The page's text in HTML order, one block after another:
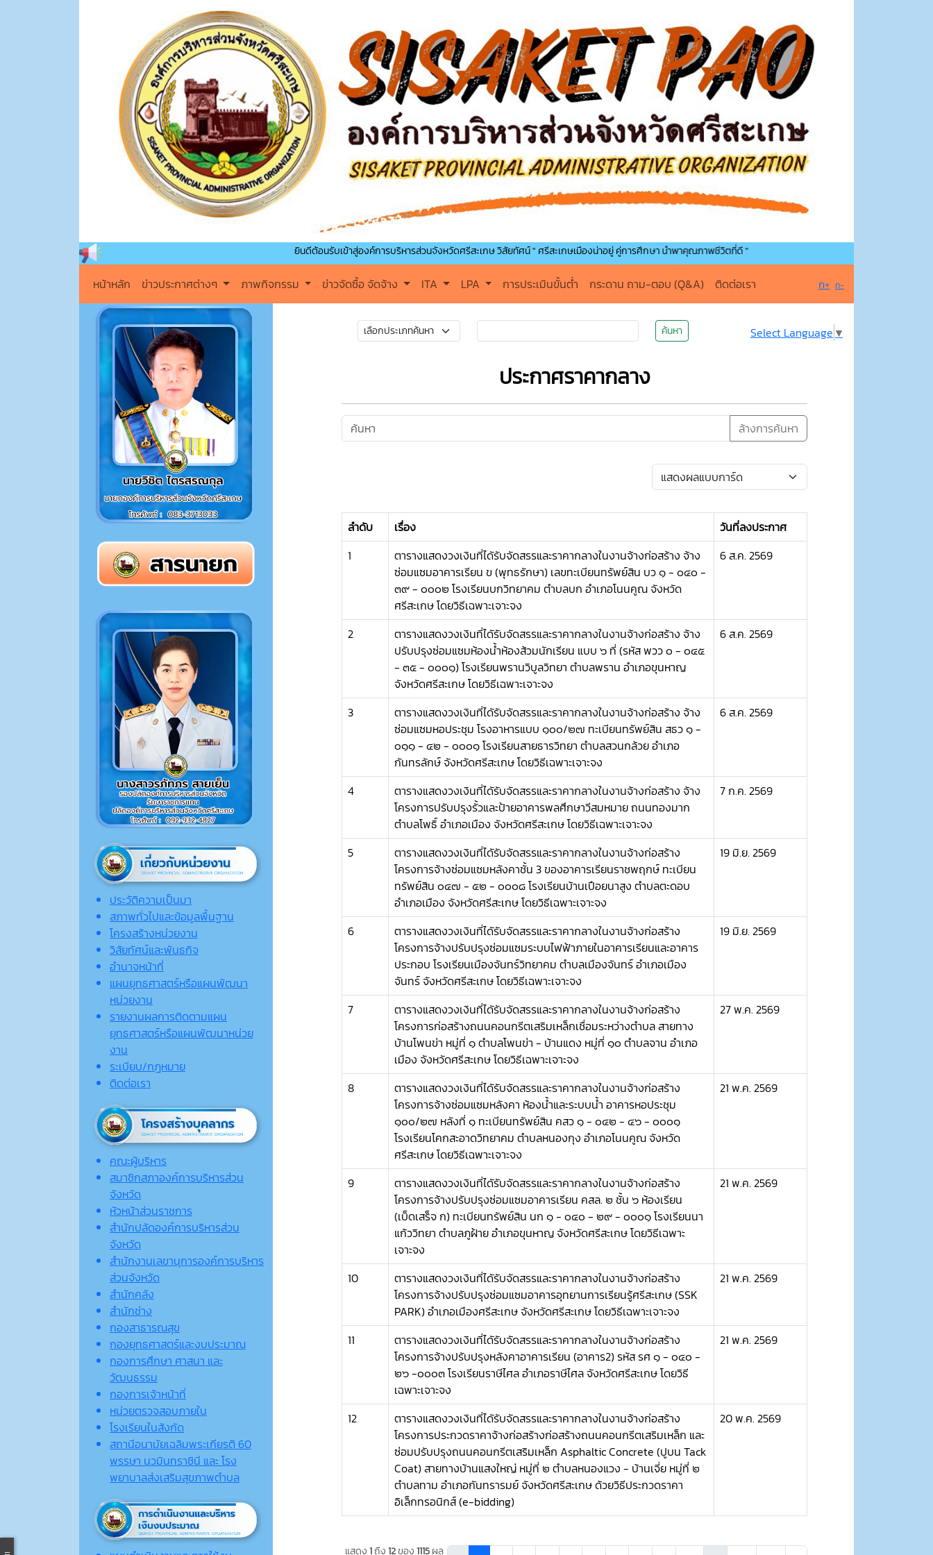
ยินดีต้อนรับเข้าสู่องค์การบริหารส่วนจังหวัดศรีสะเกษ วิสัยทัศน์ " ศรีสะเกษเมืองน่าอยู่ คู่การศึกษา นำพาคุณภาพชีวิตที่ดี "
หน้าหลัก ข่าวประกาศต่างๆ ภาพกิจกรรม ข่าวจัดซื้อ จัดจ้าง ITA LPA การประเมินขั้นต่ำ กระดาน ถาม-ตอบ (Q&A) ติดต่อเรา ก+ ก-
ประวัติความเป็นมา
สภาพทั่วไปและข้อมูลพื้นฐาน
โครงสร้างหน่วยงาน
วิสัยทัศน์และพันธกิจ
อำนาจหน้าที่
แผนยุทธศาสตร์หรือแผนพัฒนา
หน่วยงาน
รายงานผลการติดตามแผน
ยุทธศาสตร์หรือแผนพัฒนาหน่วย
งาน
ระเบียบ/กฎหมาย
ติดต่อเรา
คณะผู้บริหาร
สมาชิกสภาองค์การบริหารส่วน
จังหวัด
หัวหน้าส่วนราชการ
สำนักปลัดองค์การบริหารส่วน
จังหวัด
สำนักงานเลขานุการองค์การบริหาร
ส่วนจังหวัด
สำนักคลัง
สำนักช่าง
กองสาธารณสุข
กองยุทธศาสตร์และงบประมาณ
กองการศึกษา ศาสนา และ
วัฒนธรรม
กองการเจ้าหน้าที่
หน่วยตรวจสอบภายใน
โรงเรียนในสังกัด
สถานีอนามัยเฉลิมพระเกียรติ 60
พรรษา นวมินทราชินี และ โรง
พยาบาลส่งเสริมสุขภาพตำบล
ค้นหา Select Language ▼
ประกาศราคากลาง
ล้างการค้นหา
ลำดับ เรื่อง
วันที่ลงประกาศ
1
ตารางแสดงวงเงินที่ไดัรับจัดสรรและราคากลางในงานจ้างก่อสร้าง จ้าง
ซ่อมแซมอาคารเรียน ข (พุทธรักษา) เลขทะเบียนทรัพย์สิน บว ๑ - ๐๔๐ -
๓๙ - ๐๐๐๒ โรงเรียนบกวิทยาคม ตำบลบก อำเภอโนนคูณ จังหวัด
ศรีสะเกษ โดยวิธีเฉพาะเจาะจง
6 ส.ค. 2569
2
ตารางแสดงวงเงินที่ไดัรับจัดสรรและราคากลางในงานจ้างก่อสร้าง จ้าง
ปรับปรุงซ่อมแซมห้องน้ำห้องส้วมนักเรียน แบบ ๖ ที่ (รหัส พวว ๐ - ๐๔๕
- ๓๕ - ๐๐๐๑) โรงเรียนพรานวิบูลวิทยา ตำบลพราน อำเภอขุนหาญ
จังหวัดศรีสะเกษ โดยวิธีเฉพาะเจาะจง
6 ส.ค. 2569
3
ตารางแสดงวงเงินที่ไดัรับจัดสรรและราคากลางในงานจ้างก่อสร้าง จ้าง
ซ่อมแซมหอประชุม โรงอาหารแบบ ๑๐๐/๒๗ ทะเบียนทรัพย์สิน สธว ๑ -
๐๑๑ - ๔๒ - ๐๐๐๑ โรงเรียนสายธารวิทยา ตำบลสวนกล้วย อำเภอ
กันทรลักษ์ จังหวัดศรีสะเกษ โดยวิธีเฉพาะเจาะจง
6 ส.ค. 2569
4
ตารางแสดงวงเงินที่ไดัรับจัดสรรและราคากลางในงานจ้างก่อสร้าง จ้าง
โครงการปรับปรุงรั้วและป้ายอาคารพลศึกษาวีสมหมาย ถนนทองมาก
ตำบลโพธิ์ อำเภอเมือง จังหวัดศรีสะเกษ โดยวิธีเฉพาะเจาะจง
7 ก.ค. 2569
5
ตารางแสดงวงเงินที่ไดัรับจัดสรรและราคากลางในงานจ้างก่อสร้าง
โครงการจ้างซ่อมแซมหลังคาชั้น 3 ของอาคารเรียนราชพฤกษ์ ทะเบียน
ทรัพย์สิน ๐๔๗ - ๕๒ - ๐๐๐๘ โรงเรียนบ้านเปือยนาสูง ตำบลตะดอบ
อำเภอเมือง จังหวัดศรีสะเกษ โดยวิธีเฉพาะเจาะจง
19 มิ.ย. 2569
6
ตารางแสดงวงเงินที่ไดัรับจัดสรรและราคากลางในงานจ้างก่อสร้าง
โครงการจ้างปรับปรุงซ่อมแซมระบบไฟฟ้าภายในอาคารเรียนและอาคาร
ประกอบ โรงเรียนเมืองจันทร์วิทยาคม ตำบลเมืองจันทร์ อำเภอเมือง
จันทร์ จังหวัดศรีสะเกษ โดยวิธีเฉพาะเจาะจง
19 มิ.ย. 2569
7
ตารางแสดงวงเงินที่ไดัรับจัดสรรและราคากลางในงานจ้างก่อสร้าง
โครงการก่อสร้างถนนคอนกรีตเสริมเหล็กเชื่อมระหว่างตำบล สายทาง
บ้านโพนข่า หมู่ที่ ๑ ตำบลโพนข่า - บ้านแดง หมู่ที่ ๑๐ ตำบลจาน อำเภอ
เมือง จังหวัดศรีสะเกษ โดยวิธีเฉพาะเจาะจง
27 พ.ค. 2569
8
ตารางแสดงวงเงินที่ไดัรับจัดสรรและราคากลางในงานจ้างก่อสร้าง
โครงการจ้างซ่อมแซมหลังคา ห้องน้ำและระบบน้ำ อาคารหอประชุม
๑๐๐/๒๗ หลังที่ ๑ ทะเบียนทรัพย์สิน คสว ๑ - ๐๔๒ - ๔๖ - ๐๐๐๑
โรงเรียนโคกสะอาดวิทยาคม ตำบลหนองกุง อำเภอโนนคูณ จังหวัด
ศรีสะเกษ โดยวิธีเฉพาะเจาะจง
21 พ.ค. 2569
9
ตารางแสดงวงเงินที่ไดัรับจัดสรรและราคากลางในงานจ้างก่อสร้าง
โครงการจ้างปรับปรุงซ่อมแซมอาคารเรียน คสล. ๒ ชั้น ๖ ห้องเรียน
(เบ็ดเสร็จ ก) ทะเบียนทรัพย์สิน นก ๑ - ๐๔๐ - ๒๙ - ๐๐๐๑ โรงเรียนนา
แก้ววิทยา ตำบลภูฝ้าย อำเภอขุนหาญ จังหวัดศรีสะเกษ โดยวิธีเฉพาะ
เจาะจง
21 พ.ค. 2569
10
ตารางแสดงวงเงินที่ไดัรับจัดสรรและราคากลางในงานจ้างก่อสร้าง
โครงการจ้างปรับปรุงซ่อมแซมอาคารอุทยานการเรียนรู้ศรีสะเกษ (SSK
PARK) อำเภอเมืองศรีสะเกษ จังหวัดศรีสะเกษ โดยวิธีเฉพาะเจาะจง
21 พ.ค. 2569
11
ตารางแสดงวงเงินที่ไดัรับจัดสรรและราคากลางในงานจ้างก่อสร้าง
โครงการจ้างปรับปรุงหลังคาอาคารเรียน (อาคาร2) รหัส รศ ๑ - ๐๔๐ -
๒๖ -๐๐๐๓ โรงเรียนราษีไศล อำเภอราษีไศล จังหวัดศรีสะเกษ โดยวิธี
เฉพาะเจาะจง
21 พ.ค. 2569
12
ตารางแสดงวงเงินที่ไดัรับจัดสรรและราคากลางในงานจ้างก่อสร้าง
โครงการประกวดราคาจ้างก่อสร้างก่อสร้างถนนคอนกรีตเสริมเหล็ก และ
ซ่อมปรับปรุงถนนคอนกรีตเสริมเหล็ก Asphaltic Concrete (ปูบน Tack
Coat) สายทางบ้านแสงใหญ่ หมู่ที่ ๒ ตำบลหนองแวง - บ้านเจี่ย หมู่ที่ ๒
ตำบลทาม อำเภอกันทรารมย์ จังหวัดศรีสะเกษ ด้วยวิธีประกวดราคา
อิเล็กทรอนิกส์ (e-bidding)
20 พ.ค. 2569
แสดง1ถึง12ของ1115ผล